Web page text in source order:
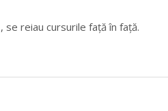
, se reiau cursurile față în față.